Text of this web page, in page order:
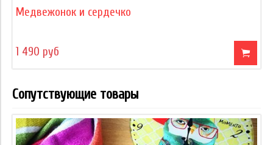
Медвежонок и сердечко
1 490 руб
Сопутствующие товары